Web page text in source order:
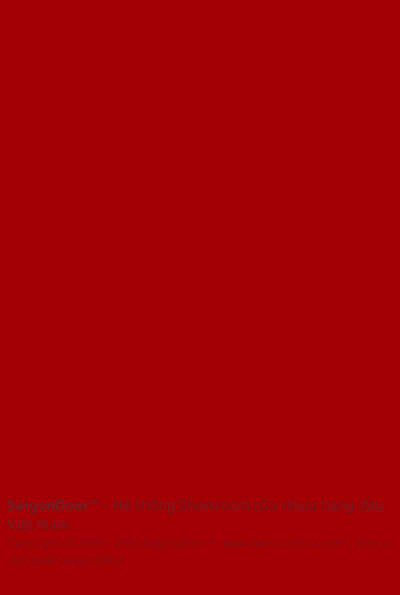
SaigonDoor™ - Hệ thống Showroom cửa nhựa hàng đầu
Việt Nam
Copyright ⓒ 2016 – 2026 SaigonDoor™ - www.bancuanhua.com | Đơn vị
chủ quản SaigonDoor